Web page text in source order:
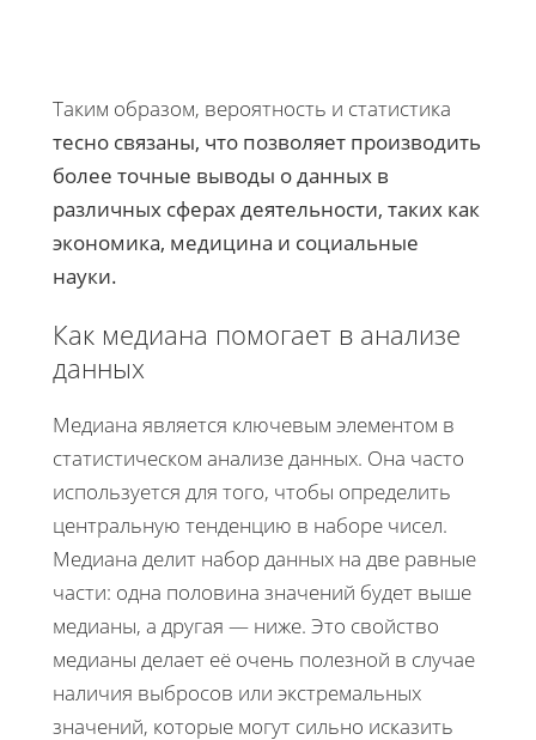
Таким образом, вероятность и статистика
тесно связаны, что позволяет производить
более точные выводы о данных в
различных сферах деятельности, таких как
экономика, медицина и социальные
науки.
Как медиана помогает в анализе
данных
Медиана является ключевым элементом в
статистическом анализе данных. Она часто
используется для того, чтобы определить
центральную тенденцию в наборе чисел.
Медиана делит набор данных на две равные
части: одна половина значений будет выше
медианы, а другая — ниже. Это свойство
медианы делает её очень полезной в случае
наличия выбросов или экстремальных
значений, которые могут сильно исказить